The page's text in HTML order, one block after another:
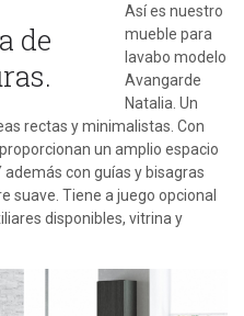
de
Así es nuestro
mueble para
lavabo modelo
Avangarde
Natalia. Un
rectas y minimalistas. Con
un amplio espacio
además con guías y bisagras
suave. Tiene a juego opcional
disponibles, vitrina y